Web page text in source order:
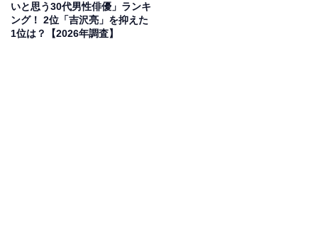
「年齢を重ねながらも、笑顔の演技は、見ているも
のの心を和ませてくれるから」（60代男性／兵庫
いと思う30代男性俳優」ランキ
ング！ 2位「吉沢亮」を抑えた
1位は？【2026年調査】